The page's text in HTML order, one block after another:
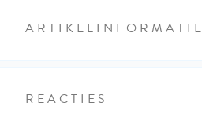
ARTIKELINFORMATIE
REACTIES